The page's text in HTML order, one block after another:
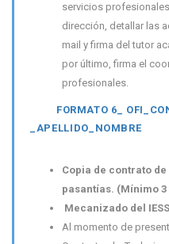
servicios
dirección, detallar las
mail y firma del tutor
por último, firma el
profesionales.
FORMATO 6_
_APELLIDO_NOMBRE
Copia de contrato
pasantías. (Mínimo
Mecanizado del
Al momento de